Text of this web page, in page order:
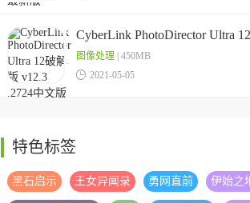
CyberLink PhotoDirector Ultra
v12.3 .2724中文版
图像处理| 450MB
 2021-05-05
特色标签
黑石启示 王女异闻录 勇网直前 伊始之